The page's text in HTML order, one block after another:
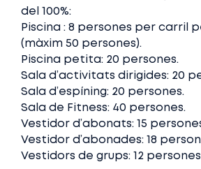
del 100%:
Piscina : 8 persones per carril
(màxim 50 persones).
Piscina petita: 20 persones.
Sala d’activitats dirigides: 20
Sala d’espíning: 20 persones.
Sala de Fitness: 40 persones.
Vestidor d’abonats: 15
Vestidor d’abonades: 18
Vestidors de grups: 12